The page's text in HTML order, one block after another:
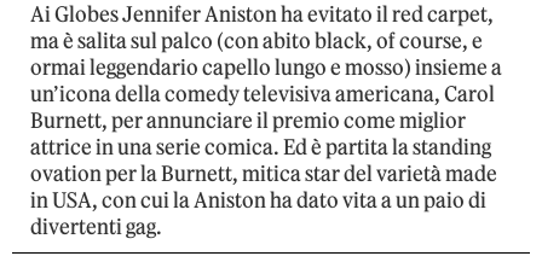
Ai Globes Jennifer Aniston ha evitato il red carpet,
ma è salita sul palco (con abito black, of course, e
ormai leggendario capello lungo e mosso) insieme a
un’icona della comedy televisiva americana, Carol
Burnett, per annunciare il premio come miglior
attrice in una serie comica. Ed è partita la standing
ovation per la Burnett, mitica star del varietà made
in USA, con cui la Aniston ha dato vita a un paio di
divertenti gag.